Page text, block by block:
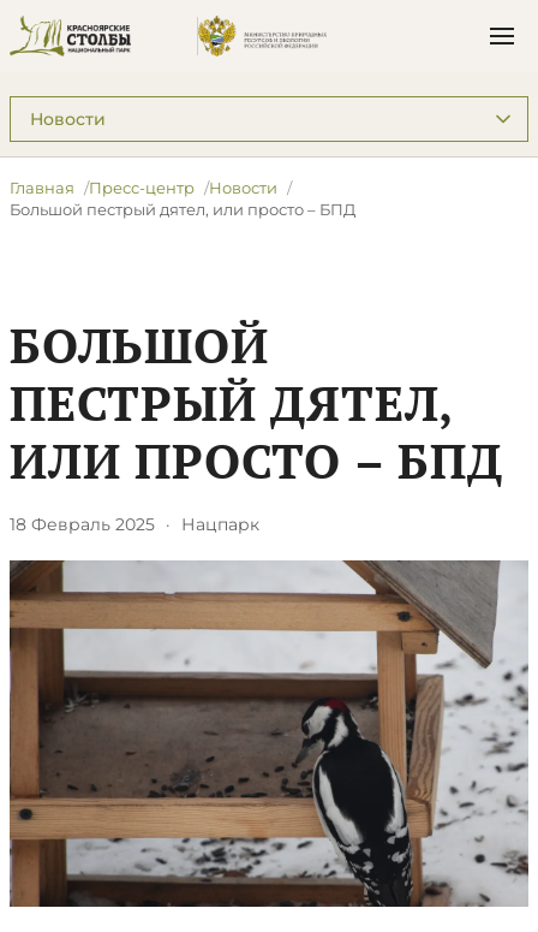
Подразделы: Пресс-центр
Главная Пресс-центр
Новости
​Большой пестрый дятел, или просто – БПД
​БОЛЬШОЙ
ПЕСТРЫЙ ДЯТЕЛ,
ИЛИ ПРОСТО – БПД
18 Февраль 2025 · Нацпарк